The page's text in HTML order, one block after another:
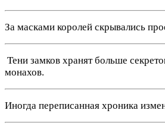
За масками королей скрывались
Тени замков хранят больше
монахов.
Иногда переписанная хроника